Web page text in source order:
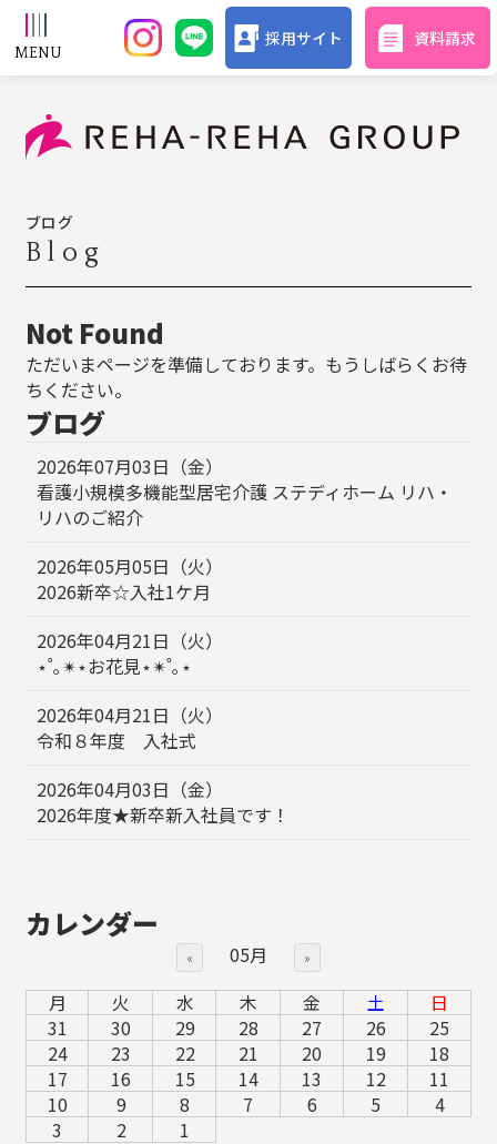
採用サイト 資料請求
ブログ
Blog
Not Found
ただいまページを準備しております。もうしばらくお待
ちください。
ブログ
2026年07月03日（金）
看護小規模多機能型居宅介護 ステディホーム リハ・
リハのご紹介
2026年05月05日（火）
2026新卒☆入社1ケ月
2026年04月21日（火）
⋆˚｡✴︎⋆お花見⋆✴︎˚｡⋆
2026年04月21日（火）
令和８年度 入社式
2026年04月03日（金）
2026年度★新卒新入社員です！
カレンダー
« 05月 »
月 火 水 木 金 土
日
31
30 29 28 27 26
25
24
23 22 21 20 19
18
17
16 15 14 13 12
11
10
9 8 7 6 5
4
3
2 1